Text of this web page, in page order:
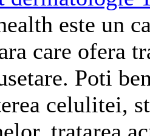
este un
care ofera
Poti
celulitei,